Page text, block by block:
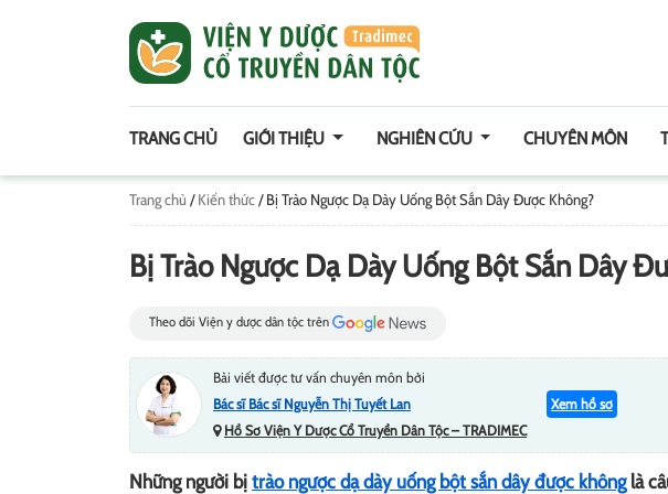
TRANG CHỦ GIỚI THIỆU NGHIÊN CỨU CHUYÊN MÔN
Trang chủ /Kiến thức/Bị Trào Ngược Dạ Dày Uống Bột Sắn Dây Được Không?
Bị Trào Ngược Dạ Dày Uống Bột Sắn Dây
Theo dõi Viện y dược dân tộc trên
Bài viết được tư vấn chuyên môn bởi
Bác sĩ Bác sĩ Nguyễn Thị Tuyết Lan
Hồ Sơ Viện Y Dược Cổ Truyền Dân Tộc – TRADIMEC
Xem hồ sơ
Những người bịtrào ngược dạ dày uống bột sắn dây được khônglà